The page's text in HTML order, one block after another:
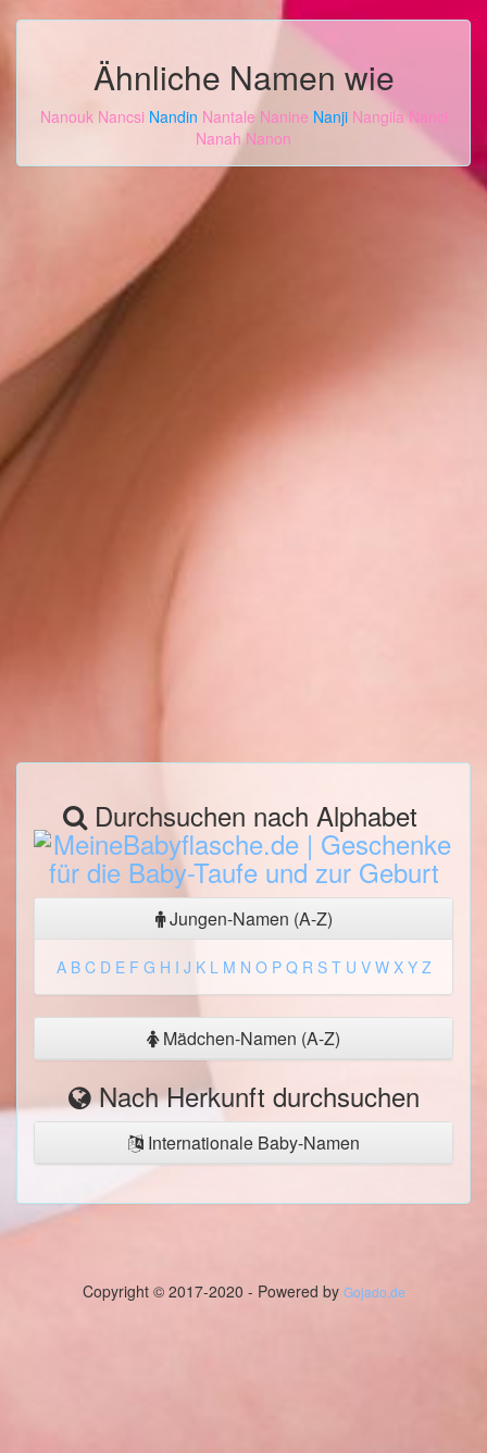
Ähnliche Namen wie
Nanouk Nancsi Nandin Nantale Nanine Nanji Nangila Nanci
Nanah Nanon
Durchsuchen nach Alphabet
Jungen-Namen (A-Z)
A B C D E F G H I J K L M N O P Q R S T U V W X Y Z
Mädchen-Namen (A-Z)
Nach Herkunft durchsuchen
Internationale Baby-Namen
Copyright © 2017-2020 - Powered by Gojado.de